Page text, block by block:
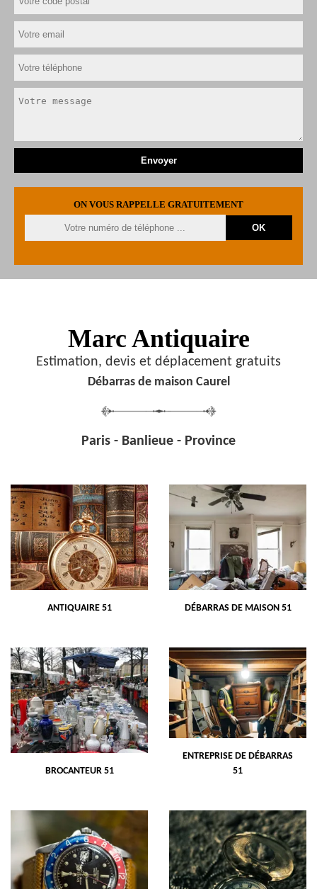
ON VOUS RAPPELLE GRATUITEMENT
Marc Antiquaire
Estimation, devis et déplacement gratuits
Débarras de maison Caurel
Paris - Banlieue - Province
ANTIQUAIRE 51 DÉBARRAS DE MAISON 51
BROCANTEUR 51
ENTREPRISE DE DÉBARRAS
51